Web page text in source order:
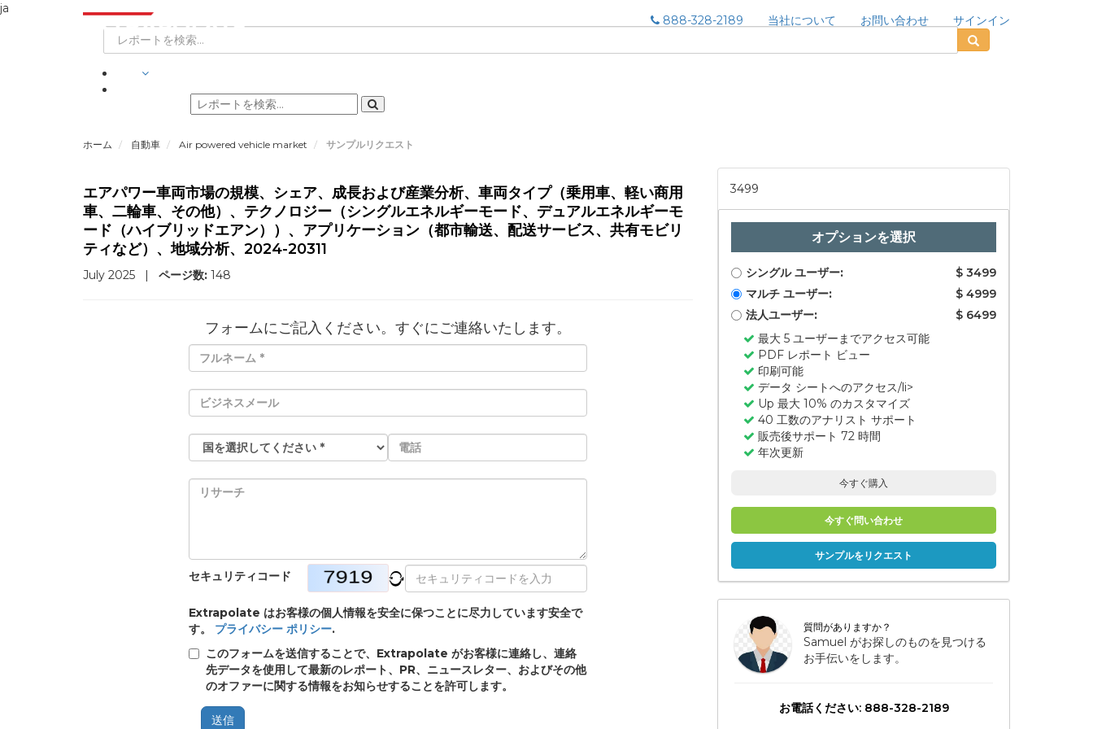
ja
888-328-2189
当社について お問い合わせ サインイン
ホーム 自動車 Air powered vehicle market サンプルリクエスト
エアパワー車両市場の規模、シェア、成長および産業分析、車両タイプ（乗用車、軽い商用
車、二輪車、その他）、テクノロジー（シングルエネルギーモード、デュアルエネルギーモ
ード（ハイブリッドエアン））、アプリケーション（都市輸送、配送サービス、共有モビリ
ティなど）、地域分析、2024-20311
July 2025 | ページ数: 148
フォームにご記入ください。すぐにご連絡いたします。
セキュリティコード
Extrapolate はお客様の個人情報を安全に保つことに尽力しています安全で
す。 プライバシー ポリシー.
このフォームを送信することで、Extrapolate がお客様に連絡し、連絡
先データを使用して最新のレポート、PR、ニュースレター、およびその他
のオファーに関する情報をお知らせすることを許可します。
送信
3499
オプションを選択
シングル ユーザー:
$ 3499
マルチ ユーザー:
$ 4999
法人ユーザー:
$ 6499
最大 5 ユーザーまでアクセス可能
PDF レポート ビュー
印刷可能
データ シートへのアクセス/li>
Up 最大 10% のカスタマイズ
40 工数のアナリスト サポート
販売後サポート 72 時間
年次更新
今すぐ購入
今すぐ問い合わせ
サンプルをリクエスト
質問がありますか？
Samuel がお探しのものを見つける
お手伝いをします。
お電話ください: 888-328-2189